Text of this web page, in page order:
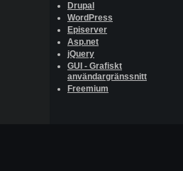
Drupal
WordPress
Episerver
Asp.net
jQuery
GUI - Grafiskt
användargränssnitt
Freemium